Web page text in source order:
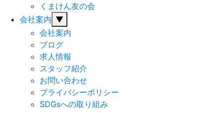
くまけん友の会
会社案内 ▼
会社案内
ブログ
求人情報
スタッフ紹介
お問い合わせ
プライバシーポリシー
SDGsへの取り組み